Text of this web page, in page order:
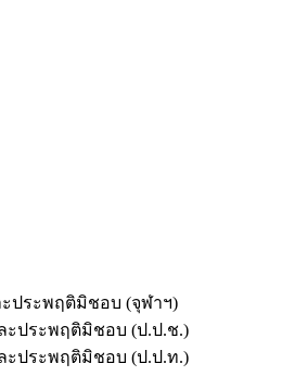
ะประพฤติมิชอบ (จุฬาฯ)
ะประพฤติมิชอบ (ป.ป.ช.)
ะประพฤติมิชอบ (ป.ป.ท.)